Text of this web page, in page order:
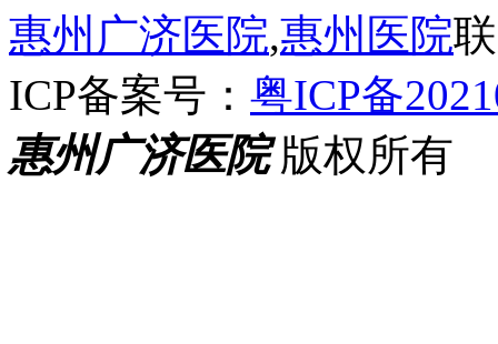
惠州广济医院,惠州医院
ICP备案号： 粤ICP备
惠州广济医院版权所有